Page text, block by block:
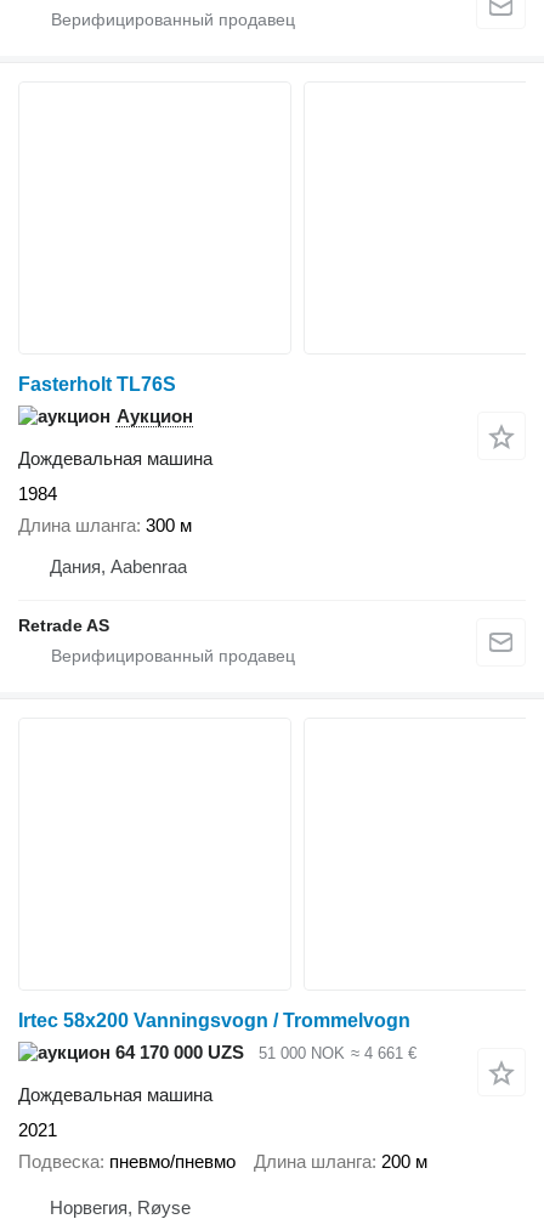
Fasterholt TL76S
Аукцион
Дождевальная машина
1984
Длина шланга 300 м
Дания, Aabenraa
Retrade AS
Irtec 58x200 Vanningsvogn / Trommelvogn
64 170 000 UZS
51 000 NOK ≈ 4 661 €
Дождевальная машина
2021
Подвеска пневмо/пневмо Длина шланга 200 м
Норвегия, Røyse